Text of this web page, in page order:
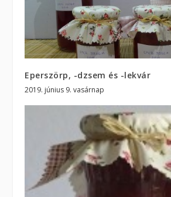
Eperszörp, -dzsem és -lekvár
2019. június 9. vasárnap